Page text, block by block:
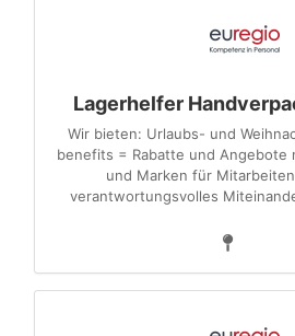
Lagerhelfer
Wir bieten: Urlaubs- und
benefits = Rabatte und Angebote
und Marken für
verantwortungsvolles